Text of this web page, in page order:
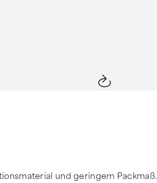
und geringem Packmaß.